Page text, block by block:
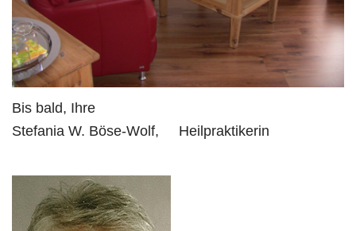
Bis bald, Ihre
Stefania W. Böse-Wolf, Heilpraktikerin